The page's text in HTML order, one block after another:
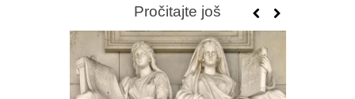
Pročitajte još